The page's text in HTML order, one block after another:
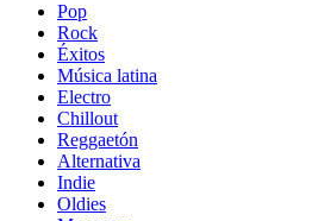
Pop
Rock
Éxitos
Música latina
Electro
Chillout
Reggaetón
Alternativa
Indie
Oldies